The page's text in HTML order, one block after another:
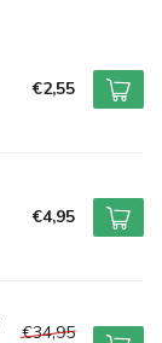
€2,55
€4,95
€34,95